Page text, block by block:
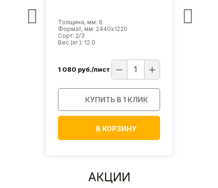
Толщина, мм: 6
Формат, мм: 2440х1220
Сорт: 2/3
Вес (кг.): 12.0
1 080 руб./лист
КУПИТЬ В 1 КЛИК
В КОРЗИНУ
АКЦИИ